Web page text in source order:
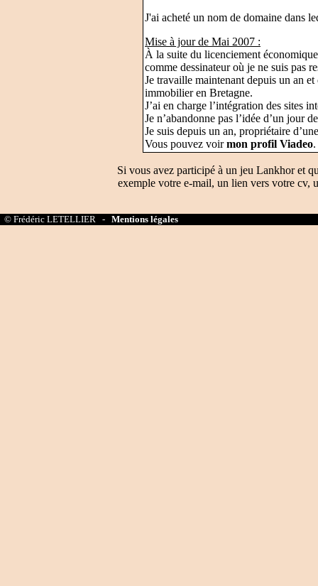
J'ai acheté un nom de domaine dans
Mise à jour de Mai 2007 :
À la suite du licenciement
comme dessinateur où je ne suis pas
Je travaille maintenant depuis un an
immobilier en Bretagne.
J’ai en charge l’intégration des sites
Je n’abandonne pas l’idée d’un jour
Je suis depuis un an, propriétaire
Vous pouvez voirmon profil Viadeo.
Si vous avez participé à un jeu Lankhor et
exemple votre e-mail, un lien vers votre cv,
© Frédéric LETELLIER - Mentions légales